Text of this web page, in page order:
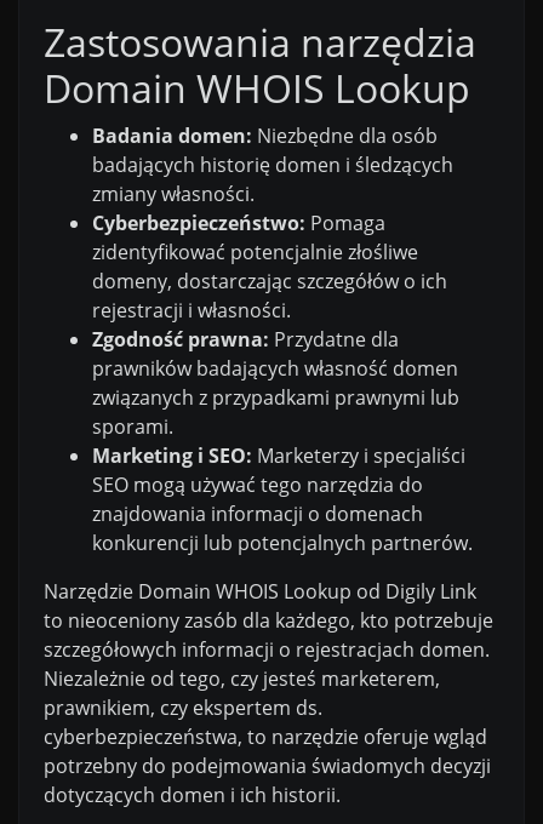
Zastosowania narzędzia
Domain WHOIS Lookup
Badania domen: Niezbędne dla osób
badających historię domen i śledzących
zmiany własności.
Cyberbezpieczeństwo: Pomaga
zidentyfikować potencjalnie złośliwe
domeny, dostarczając szczegółów o ich
rejestracji i własności.
Zgodność prawna: Przydatne dla
prawników badających własność domen
związanych z przypadkami prawnymi lub
sporami.
Marketing i SEO: Marketerzy i specjaliści
SEO mogą używać tego narzędzia do
znajdowania informacji o domenach
konkurencji lub potencjalnych partnerów.
Narzędzie Domain WHOIS Lookup od Digily Link
to nieoceniony zasób dla każdego, kto potrzebuje
szczegółowych informacji o rejestracjach domen.
Niezależnie od tego, czy jesteś marketerem,
prawnikiem, czy ekspertem ds.
cyberbezpieczeństwa, to narzędzie oferuje wgląd
potrzebny do podejmowania świadomych decyzji
dotyczących domen i ich historii.